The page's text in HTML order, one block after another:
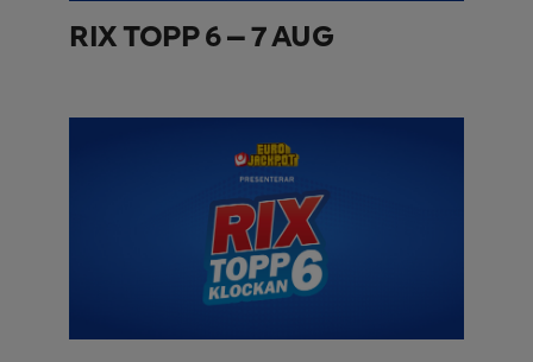
RIX TOPP 6 – 7 AUG